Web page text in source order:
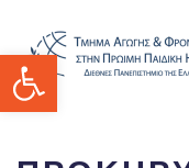
Ανοίξτε τη γραμμή εργαλείων